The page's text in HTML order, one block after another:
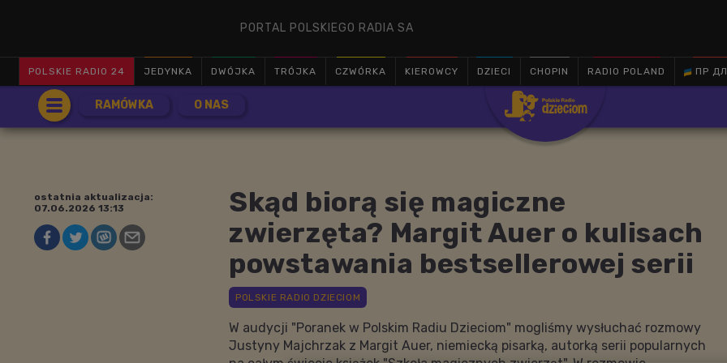
PORTAL POLSKIEGO RADIA SA
POLSKIE RADIO 24 JEDYNKA DWÓJKA TRÓJKA CZWÓRKA KIEROWCY DZIECI CHOPIN RADIO POLAND ПР

RAMÓWKA O NAS
Skąd biorą się magiczne
zwierzęta? Margit Auer o kulisach
powstawania bestsellerowej serii
ostatnia aktualizacja:
07.06.2026 13:13
W audycji "Poranek w Polskim Radiu Dzieciom" mogliśmy wysłuchać rozmowy
Justyny Majchrzak z Margit Auer, niemiecką pisarką, autorką serii popularnych